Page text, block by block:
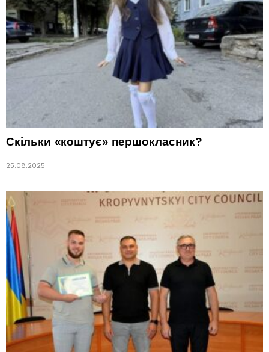
Скільки «коштує» першокласник?
25.08.2025